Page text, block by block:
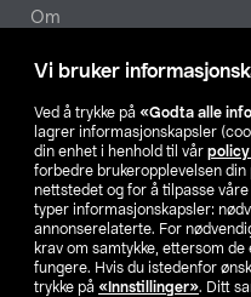
Vi bruker
Ved å trykke på «Godta alle
lagrer informasjonskapsler
din enhet i henhold til vår
forbedre brukeropplevelsen
nettstedet og for å tilpasse
typer informasjonskapsler:
annonserelaterte. For
krav om samtykke, ettersom
fungere. Hvis du istedenfor
trykke på «Innstillinger». Ditt
Om
Aktuelt
Våre selskaper
SE